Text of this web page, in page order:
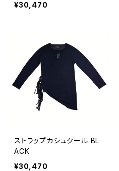
¥30,470
ストラップカシュクール BL
ACK
¥30,470